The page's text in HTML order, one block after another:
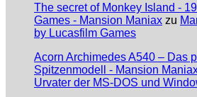
The secret of Monkey Island -
Games - Mansion Maniax zu
by Lucasfilm Games
Acorn Archimedes A540 – Das
Spitzenmodell - Mansion
Urvater der MS-DOS und